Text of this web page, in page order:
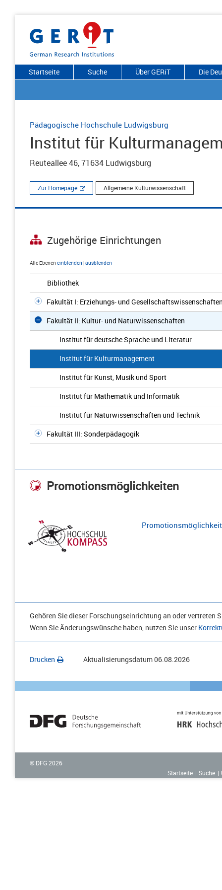
Startseite Suche Über GERiT Die
Pädagogische Hochschule Ludwigsburg
Institut für
Reuteallee 46, 71634 Ludwigsburg
Zur Homepage Allgemeine Kulturwissenschaft
Zugehörige Einrichtungen
Alle Ebenen einblenden |ausblenden
Bibliothek
Fakultät I: Erziehungs- und
Fakultät II: Kultur- und Naturwissenschaften
Institut für deutsche Sprache und Literatur
Institut für Kulturmanagement
Institut für Kunst, Musik und Sport
Institut für Mathematik und Informatik
Institut für Naturwissenschaften und Technik
Fakultät III: Sonderpädagogik
Promotionsmöglichkeiten
Gehören Sie dieser Forschungseinrichtung an oder vertreten
Wenn Sie Änderungswünsche haben, nutzen Sie unser
Drucken Aktualisierungsdatum06.08.2026
© DFG 2026
Startseite
Suche